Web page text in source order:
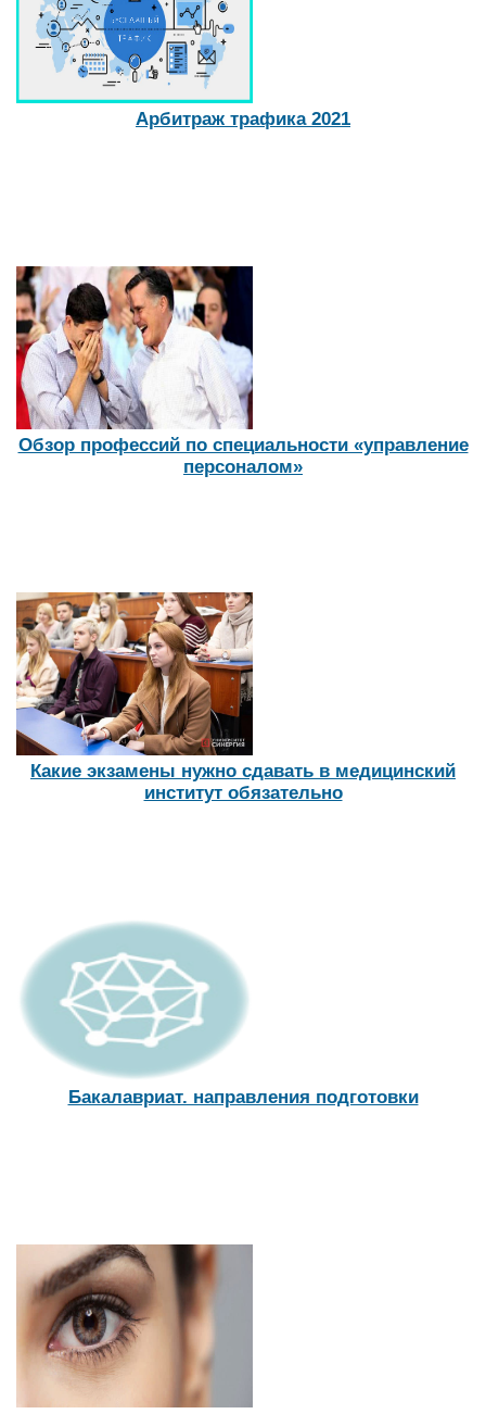
Арбитраж трафика 2021
Обзор профессий по специальности «управление
персоналом»
Какие экзамены нужно сдавать в медицинский
институт обязательно
Бакалавриат. направления подготовки